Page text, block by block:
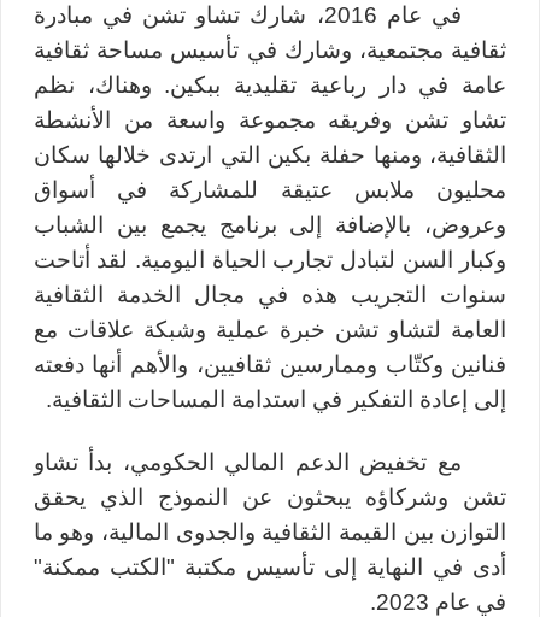
في عام 2016، شارك تشاو تشن في مبادرة
ثقافية مجتمعية، وشارك في تأسيس مساحة ثقافية
عامة في دار رباعية تقليدية ببكين. وهناك، نظم
تشاو تشن وفريقه مجموعة واسعة من الأنشطة
الثقافية، ومنها حفلة بكين التي ارتدى خلالها سكان
محليون ملابس عتيقة للمشاركة في أسواق
وعروض، بالإضافة إلى برنامج يجمع بين الشباب
وكبار السن لتبادل تجارب الحياة اليومية. لقد أتاحت
سنوات التجريب هذه في مجال الخدمة الثقافية
العامة لتشاو تشن خبرة عملية وشبكة علاقات مع
فنانين وكتّاب وممارسين ثقافيين، والأهم أنها دفعته
إلى إعادة التفكير في استدامة المساحات الثقافية.
مع تخفيض الدعم المالي الحكومي، بدأ تشاو
تشن وشركاؤه يبحثون عن النموذج الذي يحقق
التوازن بين القيمة الثقافية و الجدوى المالية، وهو ما
أدى في النهاية إلى تأسيس مكتبة " الكتب ممكنة"
في عام 2023
.